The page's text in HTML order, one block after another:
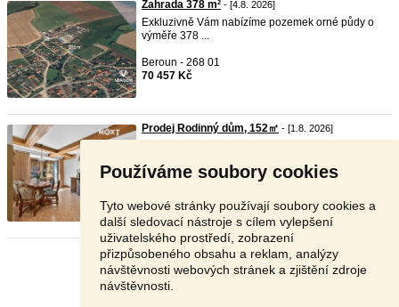
Používáme soubory cookies
Tyto webové stránky používají soubory cookies a
další sledovací nástroje s cílem vylepšení
uživatelského prostředí, zobrazení
přizpůsobeného obsahu a reklam, analýzy
návštěvnosti webových stránek a zjištění zdroje
návštěvnosti.
Zahrada 378 m² - [4.8. 2026]
Exkluzivně Vám nabízíme pozemek orné půdy o
výměře 378 ...
Beroun - 268 01
70 457 Kč
Prodej Rodinný dům, 152㎡ - [1.8. 2026]
6 990 000 Kč
Stránka: 1 2 3 Další